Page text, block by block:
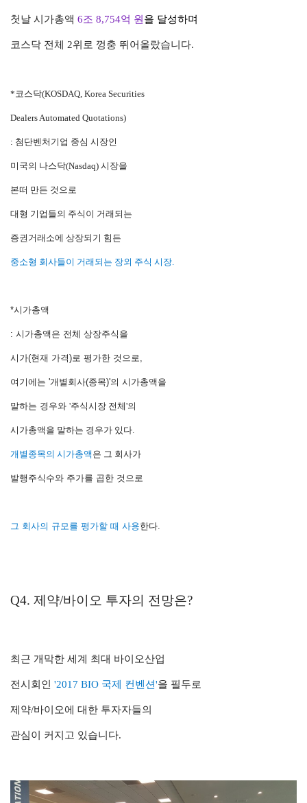
첫날 시가총액 6조 8,754억 원을 달성하며
코스닥 전체 2위로 껑충 뛰어올랐습니다.
*코스닥(KOSDAQ, Korea Securities
Dealers Automated Quotations)
: 첨단벤처기업 중심 시장인
미국의 나스닥(Nasdaq) 시장을
본떠 만든 것으로
대형 기업들의 주식이 거래되는
증권거래소에 상장되기 힘든
중소형 회사들이 거래되는 장외 주식 시장
*시가총액
: 시가총액은 전체 상장주식을
시가(현재 가격)로 평가한 것으로,
여기에는 '개별회사(종목)'의 시가총액을
말하는 경우와 '주식시장 전체'의
시가총액을 말하는 경우가 있다.
개별종목의 시가총액 은 그 회사가
발행주식수와 주가를 곱한 것으로
그 회사의 규모를 평가할 때 사용한다.
Q4. 제약/바이오 투자의 전망은?
최근 개막한 세계 최대 바이오산업
전시회인 '2017 BIO 국제 컨벤션'을 필두로
제약/바이오에 대한 투자자들의
관심이 커지고 있습니다.